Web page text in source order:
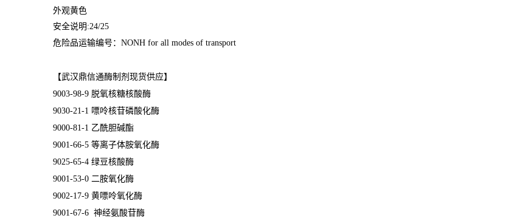
外观黄色
安全说明:24/25
危险品运输编号：NONH for all modes of transport
【武汉鼎信通酶制剂现货供应】
9003-98-9 脱氧核糖核酸酶
9030-21-1 嘌呤核苷磷酸化酶
9000-81-1 乙酰胆碱酯
9001-66-5 等离子体胺氧化酶
9025-65-4 绿豆核酸酶
9001-53-0 二胺氧化酶
9002-17-9 黄嘌呤氧化酶
9001-67-6 神经氨酸苷酶